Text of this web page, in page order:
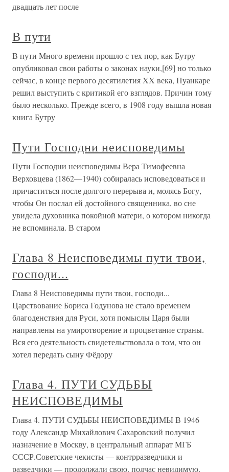
двадцать лет после
В пути
В пути Много времени прошло с тех пор, как Бутру
опубликовал свои работы о законах науки,[69] но только
сейчас, в конце первого десятилетия XX века, Пуанкаре
решил выступить с критикой его взглядов. Причин тому
было несколько. Прежде всего, в 1908 году вышла новая
книга Бутру
Пути Господни неисповедимы
Пути Господни неисповедимы Вера Тимофеевна
Верховцева (1862—1940) собиралась исповедоваться и
причаститься после долгого перерыва и, молясь Богу,
чтобы Он послал ей достойного священника, во сне
увидела духовника покойной матери, о котором никогда
не вспоминала. В старом
Глава 8 Неисповедимы пути твои,
господи...
Глава 8 Неисповедимы пути твои, господи...
Царствование Бориса Годунова не стало временем
благоденствия для Руси, хотя помыслы Царя были
направлены на умиротворение и процветание страны.
Вся его деятельность свидетельствовала о том, что он
хотел передать сыну Фёдору
Глава 4. ПУТИ СУДЬБЫ
НЕИСПОВЕДИМЫ
Глава 4. ПУТИ СУДЬБЫ НЕИСПОВЕДИМЫ В 1946
году Александр Михайлович Сахаровский получил
назначение в Москву, в центральный аппарат МГБ
СССР.Советские чекисты — контрразведчики и
разведчики — продолжали свою, подчас невидимую,